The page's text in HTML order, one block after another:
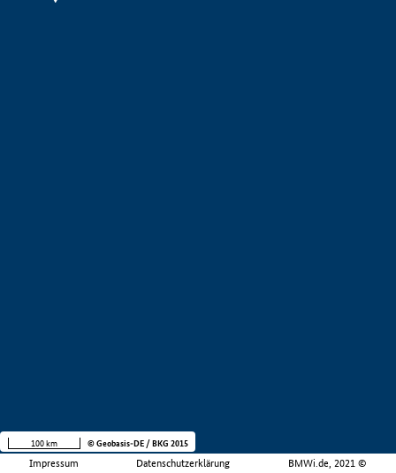
Impressum Datenschutzerklärung BMWi.de, 2021 ©
100 km © Geobasis-DE / BKG 2015